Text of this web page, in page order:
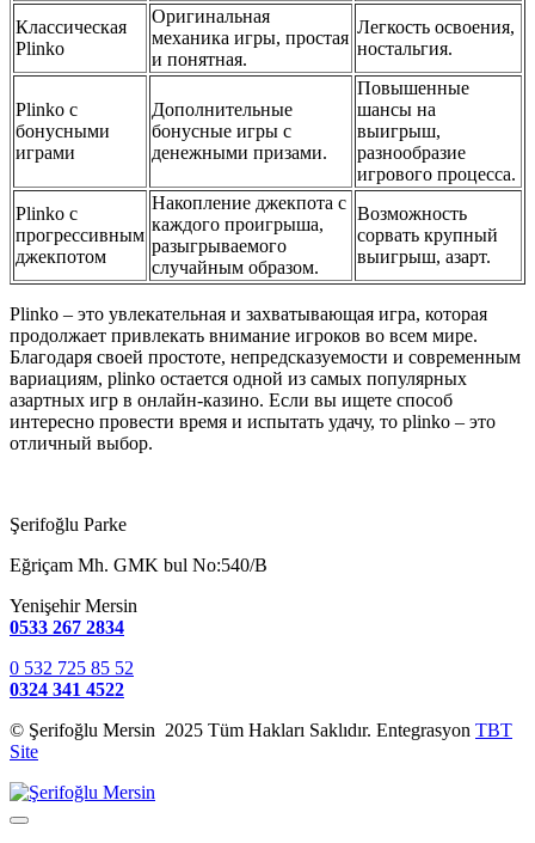
Классическая
Plinko
Оригинальная
механика игры, простая
и понятная.
Легкость освоения,
ностальгия.
Plinko с
бонусными
играми
Дополнительные
бонусные игры с
денежными призами.
Повышенные
шансы на
выигрыш,
разнообразие
игрового процесса.
Plinko с
прогрессивным
джекпотом
Накопление джекпота с
каждого проигрыша,
разыгрываемого
случайным образом.
Возможность
сорвать крупный
выигрыш, азарт.
Plinko – это увлекательная и захватывающая игра, которая
продолжает привлекать внимание игроков во всем мире.
Благодаря своей простоте, непредсказуемости и современным
вариациям, plinko остается одной из самых популярных
азартных игр в онлайн-казино. Если вы ищете способ
интересно провести время и испытать удачу, то plinko – это
отличный выбор.
Şerifoğlu Parke
Eğriçam Mh. GMK bul No:540/B
Yenişehir Mersin
0533 267 2834
0 532 725 85 52
0324 341 4522
© Şerifoğlu Mersin 2025 Tüm Hakları Saklıdır. Entegrasyon TBT
Site